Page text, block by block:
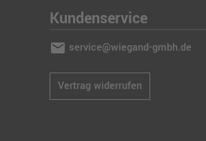
Kundenservice
mail service@wiegand-gmbh.de
Vertrag widerrufen